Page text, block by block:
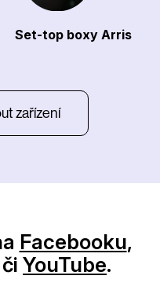
Set-top boxy Arris
zařízení
Facebooku,
či YouTube.